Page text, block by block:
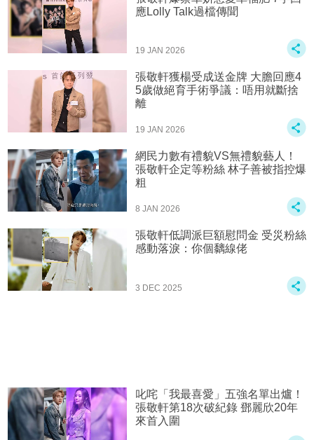
應Lolly Talk過檔傳聞
19 JAN 2026
張敬軒獲楊受成送金牌 大膽回應4
5歲做絕育手術爭議：唔用就斷捨
離
19 JAN 2026
網民力數有禮貌VS無禮貌藝人！
張敬軒企定等粉絲 林子善被指控爆
粗
8 JAN 2026
張敬軒低調派巨額慰問金 受災粉絲
感動落淚：你個黐線佬
3 DEC 2025
叱咤「我最喜愛」五強名單出爐！
張敬軒第18次破紀錄 鄧麗欣20年
來首入圍